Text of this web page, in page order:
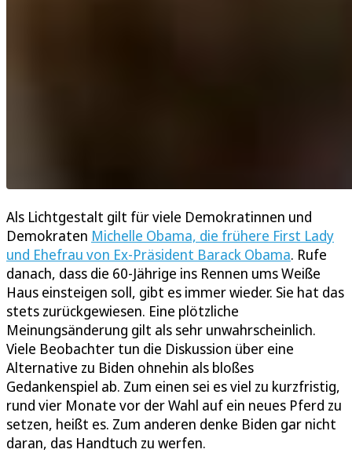
Als Lichtgestalt gilt für viele Demokratinnen und
Demokraten Michelle Obama, die frühere First Lady
und Ehefrau von Ex-Präsident Barack Obama. Rufe
danach, dass die 60-Jährige ins Rennen ums Weiße
Haus einsteigen soll, gibt es immer wieder. Sie hat das
stets zurückgewiesen. Eine plötzliche
Meinungsänderung gilt als sehr unwahrscheinlich.
Viele Beobachter tun die Diskussion über eine
Alternative zu Biden ohnehin als bloßes
Gedankenspiel ab. Zum einen sei es viel zu kurzfristig,
rund vier Monate vor der Wahl auf ein neues Pferd zu
setzen, heißt es. Zum anderen denke Biden gar nicht
daran, das Handtuch zu werfen.